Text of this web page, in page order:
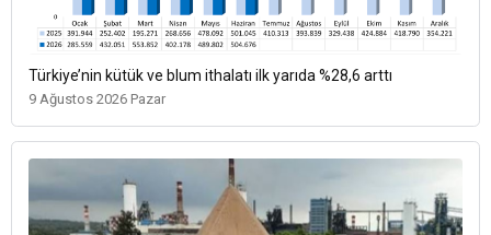
Türkiye’nin kütük ve blum ithalatı ilk yarıda %28,6 arttı
9 Ağustos 2026 Pazar